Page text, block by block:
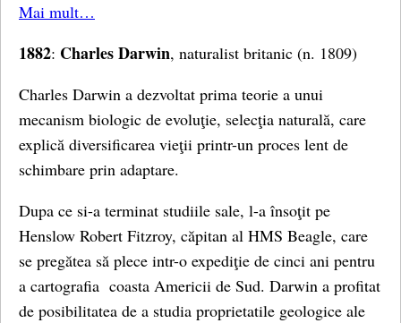
Mai mult…
1882: Charles Darwin, naturalist britanic (n. 1809)
Charles Darwin a dezvoltat prima teorie a unui
mecanism biologic de evoluţie, selecţia naturală, care
explică diversificarea vieţii printr-un proces lent de
schimbare prin adaptare.
Dupa ce si-a terminat studiile sale, l-a însoţit pe
Henslow Robert Fitzroy, căpitan al HMS Beagle, care
se pregătea să plece intr-o expediţie de cinci ani pentru
a cartografia coasta Americii de Sud. Darwin a profitat
de posibilitatea de a studia proprietatile geologice ale